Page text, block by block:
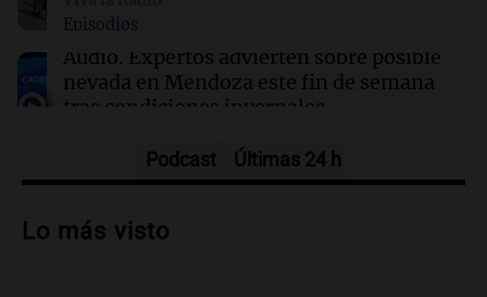
Episodios
Audio. Expertos advierten sobre posible
nevada en Mendoza este fin de semana
tras condiciones invernales
Audio.Padres presentes, pero
cuando el padre mira mucho el teléfono?
Podcast Últimas 24 h
Lo más visto